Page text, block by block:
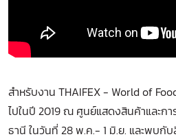
สำหรับงาน THAIFEX - World of
ไปในปี 2019 ณ ศูนย์แสดงสินค้าและก
ธานี ในวันที่ 28 พ.ค.- 1 มิ.ย. และพบกั